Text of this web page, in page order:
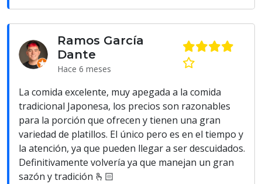
Ramos García
Dante
Hace 6 meses
La comida excelente, muy apegada a la comida
tradicional Japonesa, los precios son razonables
para la porción que ofrecen y tienen una gran
variedad de platillos. El único pero es en el tiempo y
la atención, ya que pueden llegar a ser descuidados.
Definitivamente volvería ya que manejan un gran
sazón y tradición 🫰🏻